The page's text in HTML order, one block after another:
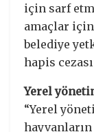
için sarf
amaçlar için
belediye
hapis
Yerel
“Yerel
hayvanların